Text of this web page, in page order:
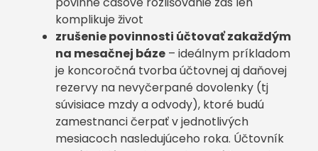
komplikuje život
zrušenie povinnosti účtovať zakaždým
na mesačnej báze – ideálnym príkladom
je koncoročná tvorba účtovnej aj daňovej
rezervy na nevyčerpané dovolenky (tj
súvisiace mzdy a odvody), ktoré budú
zamestnanci čerpať v jednotlivých
mesiacoch nasledujúceho roka. Účtovník